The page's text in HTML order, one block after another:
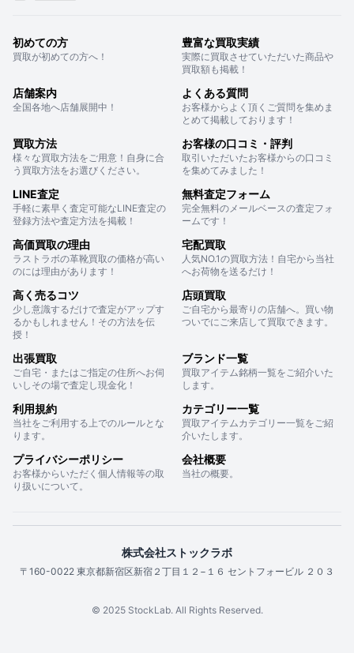
初めての方
買取が初めての方へ！
豊富な買取実績
実際に買取させていただいた商品や
買取額も掲載！
店舗案内
全国各地へ店舗展開中！
よくある質問
お客様からよく頂くご質問を集めま
とめて掲載しております！
買取方法
様々な買取方法をご用意！自身に合
う買取方法をお選びください。
お客様の口コミ・評判
取引いただいたお客様からの口コミ
を集めてみました！
LINE査定
手軽に素早く査定可能なLINE査定の
登録方法や査定方法を掲載！
無料査定フォーム
完全無料のメールベースの査定フォ
ームです！
高価買取の理由
ラストラボの革靴買取の価格が高い
のには理由があります！
宅配買取
人気NO.1の買取方法！自宅から当社
へお荷物を送るだけ！
高く売るコツ
少し意識するだけで査定がアップす
るかもしれません！その方法を伝
授！
店頭買取
ご自宅から最寄りの店舗へ。買い物
ついでにご来店して買取できます。
出張買取
ご自宅・またはご指定の住所へお伺
いしその場で査定し現金化！
ブランド一覧
買取アイテム銘柄一覧をご紹介いた
します。
利用規約
当社をご利用する上でのルールとな
ります。
カテゴリー一覧
買取アイテムカテゴリー一覧をご紹
介いたします。
プライバシーポリシー
お客様からいただく個人情報等の取
り扱いについて。
会社概要
当社の概要。
株式会社ストックラボ
〒160-0022 東京都新宿区新宿２丁目１２−１６ セントフォービル ２０３
© 2025 StockLab. All Rights Reserved.